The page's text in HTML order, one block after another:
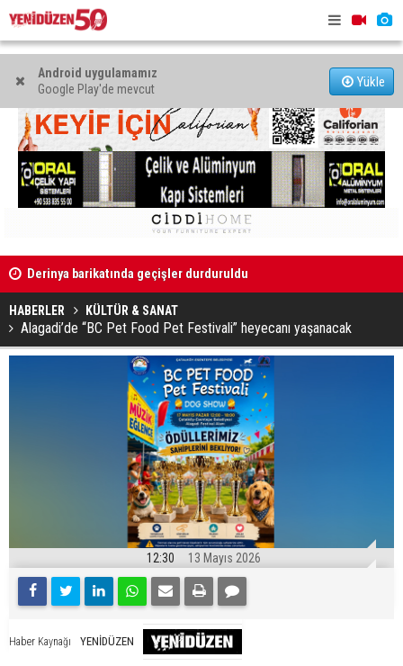
Android uygulamamız
Google Play'de mevcut
Yükle
Derinya barikatında geçişler durduruldu
HABERLER KÜLTÜR & SANAT
Alagadi’de “BC Pet Food Pet Festivali” heyecanı yaşanacak
12:30 13 Mayıs 2026
Haber Kaynağı YENİDÜZEN